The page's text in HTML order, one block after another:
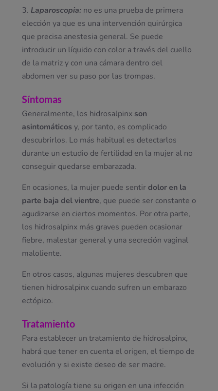
3. Laparoscopia: no es una prueba de primera
elección ya que es una intervención quirúrgica
que precisa anestesia general. Se puede
introducir un líquido con color a través del cuello
de la matriz y con una cámara dentro del
abdomen ver su paso por las trompas.
Síntomas
Generalmente, los hidrosalpinx son
asintomáticos y, por tanto, es complicado
descubrirlos. Lo más habitual es detectarlos
durante un estudio de fertilidad en la mujer al no
conseguir quedarse embarazada.
En ocasiones, la mujer puede sentirdolor en la
parte baja del vientre, que puede ser constante o
agudizarse en ciertos momentos. Por otra parte,
los hidrosalpinx más graves pueden ocasionar
fiebre, malestar general y una secreción vaginal
maloliente.
En otros casos, algunas mujeres descubren que
tienen hidrosalpinx cuando sufren un embarazo
ectópico.
Tratamiento
Para establecer un tratamiento de hidrosalpinx,
habrá que tener en cuenta el origen, el tiempo de
evolución y si existe deseo de ser madre.
Si la patología tiene su origen en una infección